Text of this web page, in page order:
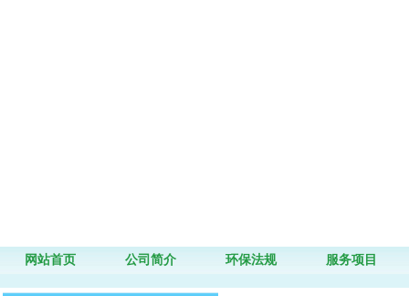
网站首页 公司简介 环保法规 服务项目